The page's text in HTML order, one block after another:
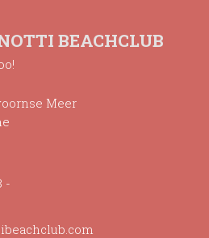
BEACHCLUB
Meer
-